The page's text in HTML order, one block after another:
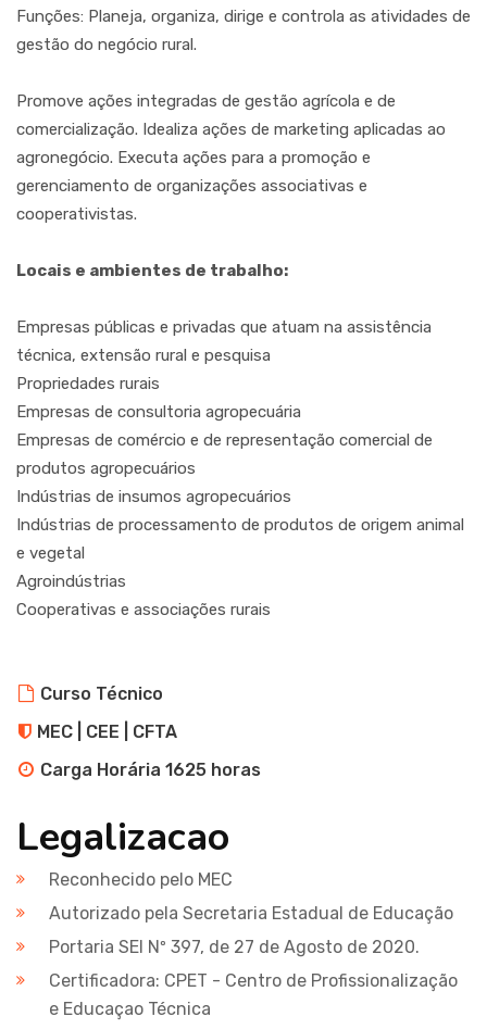
Funções: Planeja, organiza, dirige e controla as atividades de
gestão do negócio rural.
Promove ações integradas de gestão agrícola e de
comercialização. Idealiza ações de marketing aplicadas ao
agronegócio. Executa ações para a promoção e
gerenciamento de organizações associativas e
cooperativistas.
Locais e ambientes de trabalho:
Empresas públicas e privadas que atuam na assistência
técnica, extensão rural e pesquisa
Propriedades rurais
Empresas de consultoria agropecuária
Empresas de comércio e de representação comercial de
produtos agropecuários
Indústrias de insumos agropecuários
Indústrias de processamento de produtos de origem animal
e vegetal
Agroindústrias
Cooperativas e associações rurais
Curso Técnico
MEC | CEE | CFTA
Carga Horária 1625 horas
Legalizacao
Reconhecido pelo MEC
Autorizado pela Secretaria Estadual de Educação
Portaria SEI Nº 397, de 27 de Agosto de 2020.
Certificadora: CPET - Centro de Profissionalização
e Educaçao Técnica